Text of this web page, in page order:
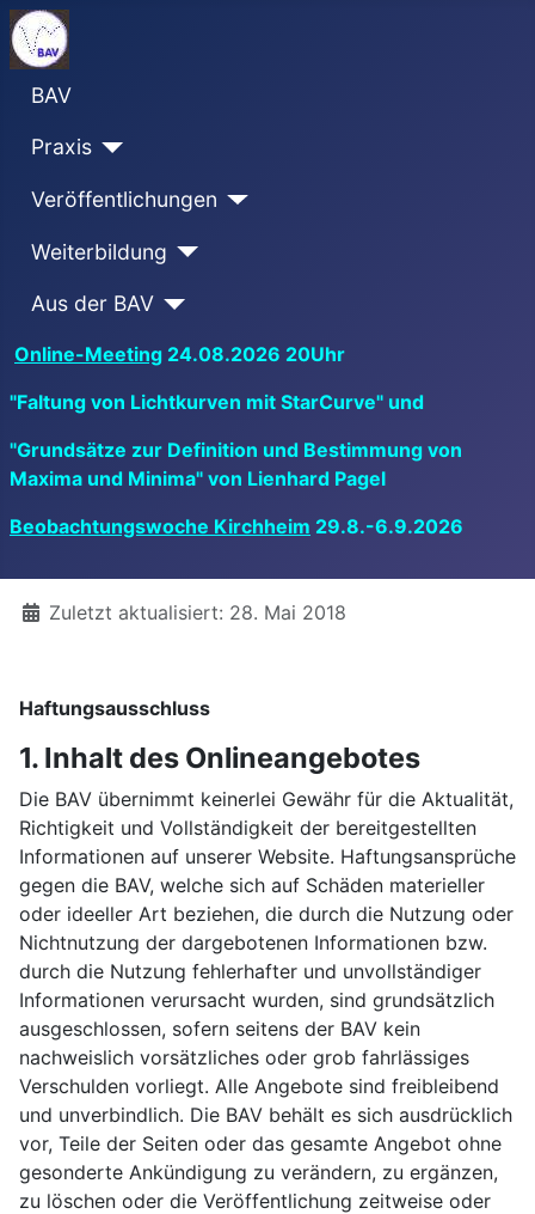
BAV
Praxis
Veröffentlichungen
Weiterbildung
Aus der BAV
Online-Meeting 24.08.2026 20Uhr
"Faltung von Lichtkurven mit StarCurve" und
"Grundsätze zur Definition und Bestimmung von
Maxima und Minima" von Lienhard Pagel
Beobachtungswoche Kirchheim 29.8.-6.9.2026
DetailsZuletzt aktualisiert: 28. Mai 2018
Haftungsausschluss
1. Inhalt des Onlineangebotes
Die BAV übernimmt keinerlei Gewähr für die Aktualität,
Richtigkeit und Vollständigkeit der bereitgestellten
Informationen auf unserer Website. Haftungsansprüche
gegen die BAV, welche sich auf Schäden materieller
oder ideeller Art beziehen, die durch die Nutzung oder
Nichtnutzung der dargebotenen Informationen bzw.
durch die Nutzung fehlerhafter und unvollständiger
Informationen verursacht wurden, sind grundsätzlich
ausgeschlossen, sofern seitens der BAV kein
nachweislich vorsätzliches oder grob fahrlässiges
Verschulden vorliegt. Alle Angebote sind freibleibend
und unverbindlich. Die BAV behält es sich ausdrücklich
vor, Teile der Seiten oder das gesamte Angebot ohne
gesonderte Ankündigung zu verändern, zu ergänzen,
zu löschen oder die Veröffentlichung zeitweise oder